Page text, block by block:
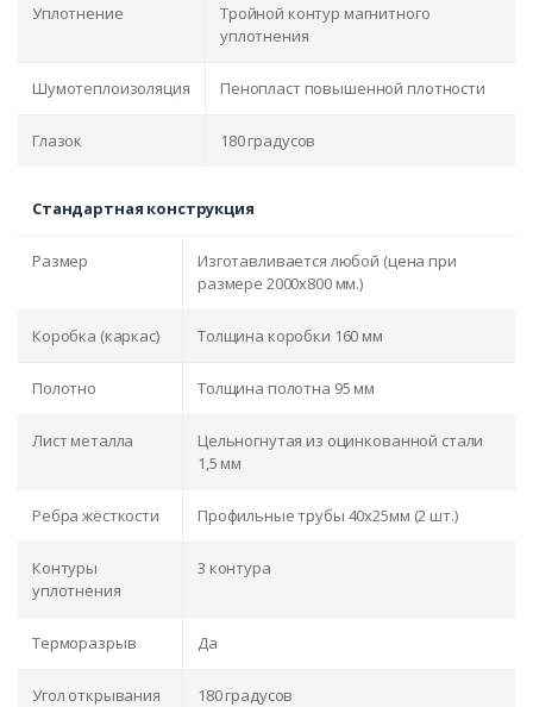
Уплотнение
Тройной контур магнитного
уплотнения
Шумотеплоизоляция Пенопласт повышенной плотности
Глазок 180 градусов
Стандартная конструкция
Размер
Изготавливается любой (цена при
размере 2000x800 мм.)
Коробка (каркас) Толщина коробки 160 мм
Полотно Толщина полотна 95 мм
Лист металла
Цельногнутая из оцинкованной стали
1,5 мм
Ребра жёсткости Профильные трубы 40х25мм (2 шт.)
Контуры
уплотнения
3 контура
Терморазрыв Да
Угол открывания 180 градусов